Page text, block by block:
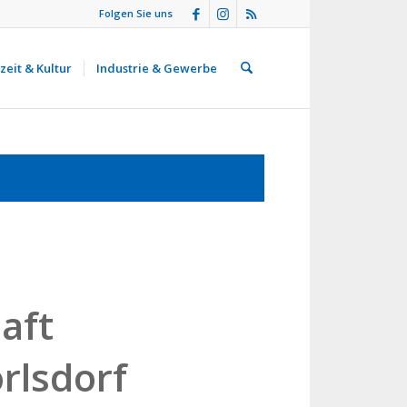
Folgen Sie uns
& Kultur Industrie & Gewerbe